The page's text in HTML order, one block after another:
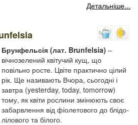
Детальніше...
Брунфельсія (лат. Brunfelsia) –
вічнозелений квітучий кущ, що
повільно росте. Цвіте практично цілий
рік. Ще називають Вчора, сьогодні і
завтра (yesterday, today, tomorrow)
тому, як квіти рослини змінюють своє
забарвлення від фіолетового до блідо-
лілового та білого.